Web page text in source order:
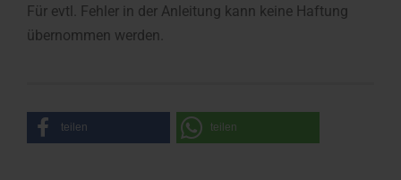
Für evtl. Fehler in der Anleitung kann keine Haftung
übernommen werden.
teilen teilen